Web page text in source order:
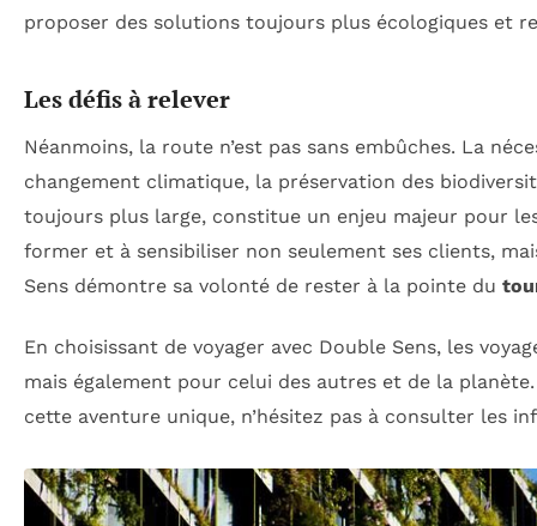
proposer des solutions toujours plus écologiques et
Les défis à relever
Néanmoins, la route n’est pas sans embûches. La
changement climatique, la préservation des
toujours plus large, constitue un enjeu majeur pour
former et à sensibiliser non seulement ses clients,
Sens démontre sa volonté de rester à la pointe du
En choisissant de voyager avec Double Sens, les
mais également pour celui des autres et de la
cette aventure unique, n’hésitez pas à consulter les